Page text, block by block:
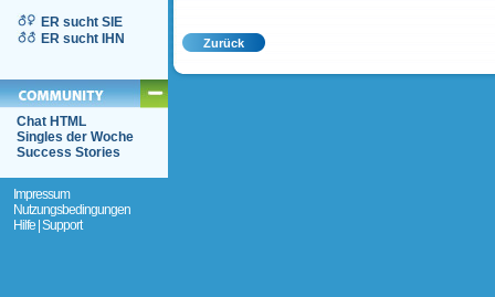
ER sucht SIE
ER sucht IHN
Chat HTML
Singles der Woche
Success Stories
Impressum
Nutzungsbedingungen
Hilfe | Support